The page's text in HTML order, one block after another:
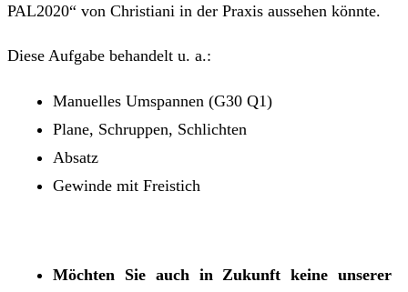
PAL2020“ von Christiani in der Praxis aussehen könnte.
Diese Aufgabe behandelt u. a.:
Manuelles Umspannen (G30 Q1)
Plane, Schruppen, Schlichten
Absatz
Gewinde mit Freistich
Möchten Sie auch in Zukunft keine unserer